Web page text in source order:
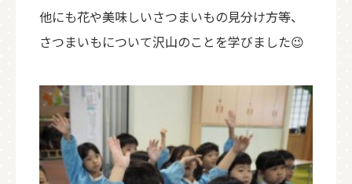
他にも花や美味しいさつまいもの見分け方等、
さつまいもについて沢山のことを学びました😉